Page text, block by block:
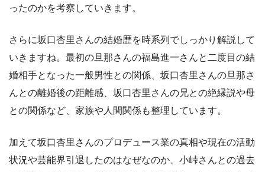
ったのかを考察していきます。
さらに坂口杏里さんの結婚歴を時系列でしっかり解説して
いきますね。最初の旦那さんの福島進一さんと二度目の結
婚相手となった一般男性との関係、坂口杏里さんの旦那さ
んとの離婚後の距離感、坂口杏里さんの兄との絶縁説や母
との関係など、家族や人間関係も整理しています。
加えて坂口杏里さんのプロデュース業の真相や現在の活動
状況や芸能界引退したのはなぜなのか、小峠さんとの過去